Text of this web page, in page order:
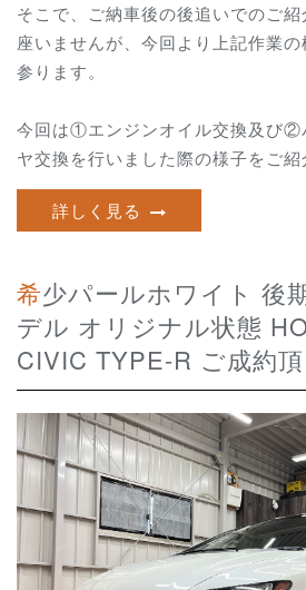
そこで、ご納車後の後追いでのご
座いませんが、今回より上記作業
参ります。
今回は①エンジンオイル交換及び
ヤ交換を行いました際の様子をご紹
詳しく見る
希少パールホワイト 後期180系最終モ
デル オリジナル状態
CIVIC TYPE-R ご成約